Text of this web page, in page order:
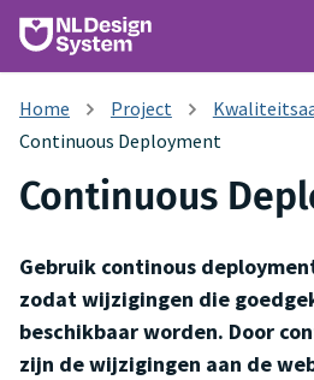
Project
Continuous Deployment
Continuous
Gebruik continous
zodat wijzigingen die
beschikbaar worden. Door
zijn de wijzigingen aan de